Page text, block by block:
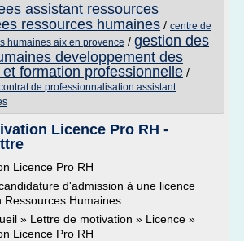
assistant ressources
ressources humaines / centre de
humaines aix en provence / gestion des
developpement des
formation professionnelle /
de professionnalisation assistant
Licence Pro RH -
Licence Pro RH
d'admission à une licence
Ressources Humaines
» Lettre de motivation » Licence »
Licence Pro RH